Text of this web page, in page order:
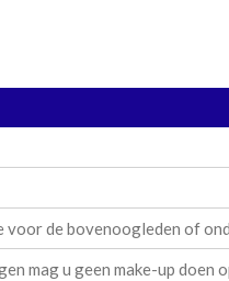
voor de bovenoogleden of
mag u geen make-up doen